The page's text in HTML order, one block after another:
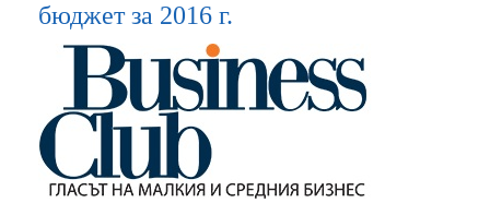
бюджет за 2016 г.